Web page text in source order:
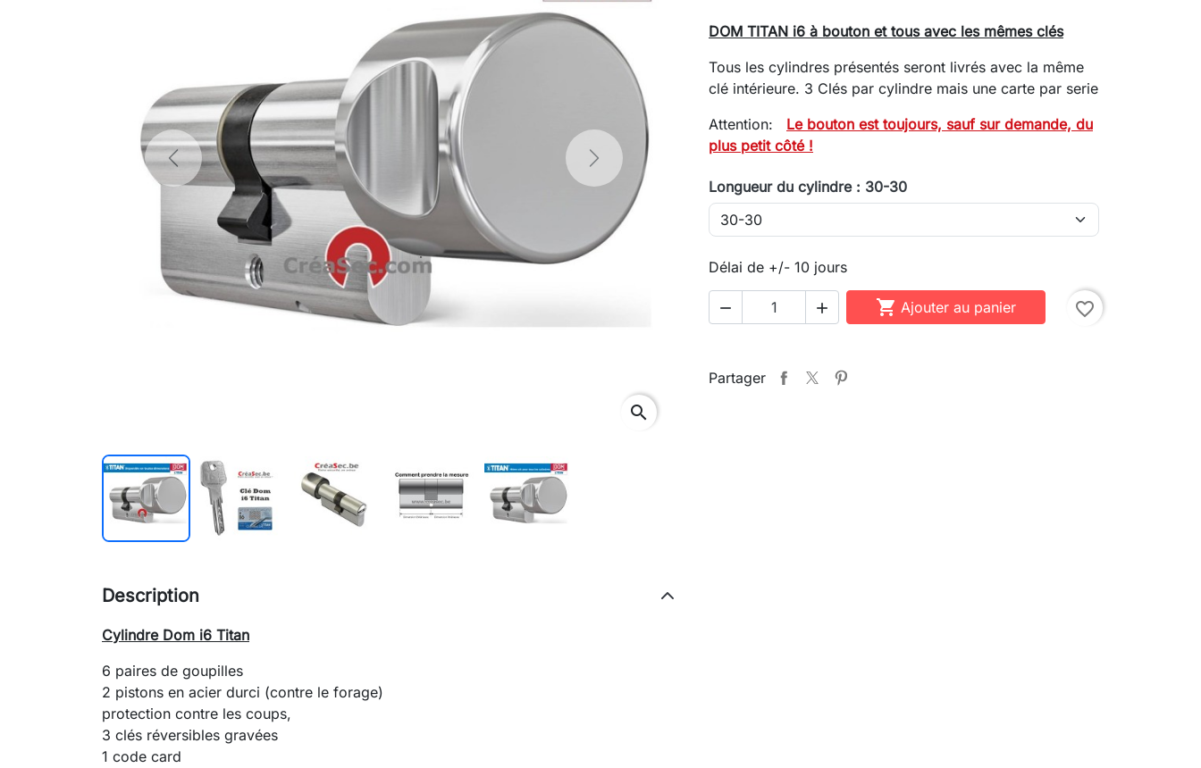
Previous Next
search
DOM TITAN i6 à bouton et tous avec les mêmes clés
Tous les cylindres présentés seront livrés avec la même
clé intérieure. 3 Clés par cylindre mais une carte par serie
Attention: Le bouton est toujours, sauf sur demande, du
plus petit côté !
Longueur du cylindre : 30-30
Délai de +/- 10 jours
   Ajouter au panier favorite_border
Partager
Description
Cylindre Dom i6 Titan
6 paires de goupilles
2 pistons en acier durci (contre le forage)
protection contre les coups,
3 clés réversibles gravées
1 code card